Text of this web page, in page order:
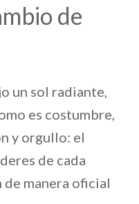
de
un sol radiante,
es costumbre,
y orgullo: el
de cada
manera oficial